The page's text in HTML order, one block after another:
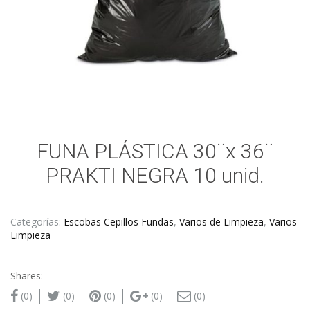
FUNA PLÁSTICA 30¨x 36¨
PRAKTI NEGRA 10 unid.
Categorías: Escobas Cepillos Fundas, Varios de Limpieza, Varios
Limpieza
Shares:
(0)
(0) (0) (0) (0)